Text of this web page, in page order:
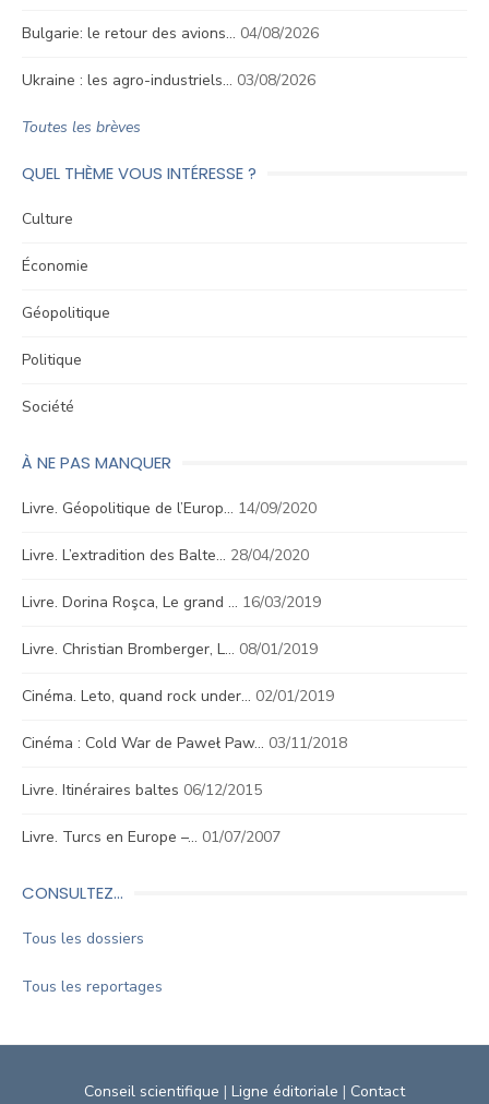
Bulgarie: le retour des avions… 04/08/2026
Ukraine : les agro-industriels… 03/08/2026
Toutes les brèves
QUEL THÈME VOUS INTÉRESSE ?
Culture
Économie
Géopolitique
Politique
Société
À NE PAS MANQUER
Livre. Géopolitique de l’Europ… 14/09/2020
Livre. L’extradition des Balte… 28/04/2020
Livre. Dorina Roşca, Le grand … 16/03/2019
Livre. Christian Bromberger, L… 08/01/2019
Cinéma. Leto, quand rock under… 02/01/2019
Cinéma : Cold War de Paweł Paw… 03/11/2018
Livre. Itinéraires baltes 06/12/2015
Livre. Turcs en Europe –… 01/07/2007
CONSULTEZ…
Tous les dossiers
Tous les reportages
Conseil scientifique | Ligne éditoriale | Contact